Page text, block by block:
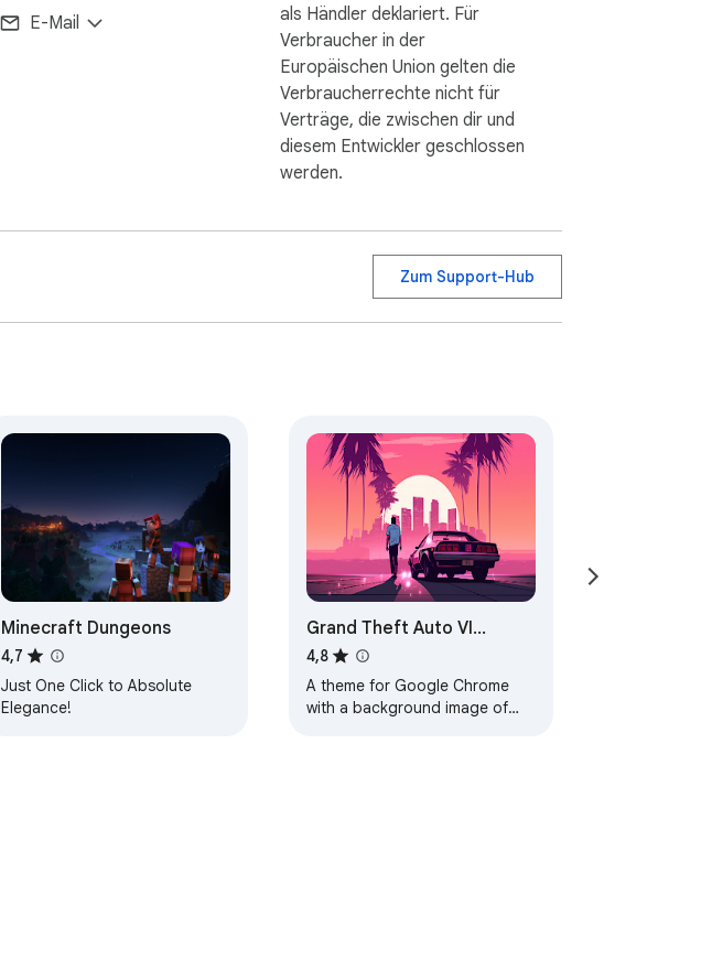
E-Mail
als Händler deklariert. Für
Verbraucher in der
Europäischen Union gelten die
Verbraucherrechte nicht für
Verträge, die zwischen dir und
diesem Entwickler geschlossen
werden.
Zum Support-Hub
Minecraft Dungeons
4,7
Just One Click to Absolute
Elegance!
Grand Theft Auto VI
Browser Theme
4,8
A theme for Google Chrome
with a background image of